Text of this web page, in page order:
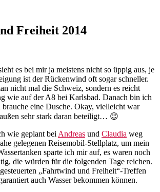
Freiheit 2014
es bei mir ja meistens nicht so üppig aus, je
ist der Rückenwind oft sogar schneller.
nicht mal die Schweiz, sondern es reicht
wie auf der A8 bei Karlsbad. Danach bin ich
brauche eine Dusche. Okay, vielleicht war
sehr stark daran beteiligt… 😉
wie geplant bei Andreas und Claudia weg
gelegenen Reisemobil-Stellplatz, um mein
sparte ich mir auf, es waren noch
die würden für die folgenden Tage reichen.
„Fahrtwind und Freiheit“-Treffen
auch Wasser bekommen können.